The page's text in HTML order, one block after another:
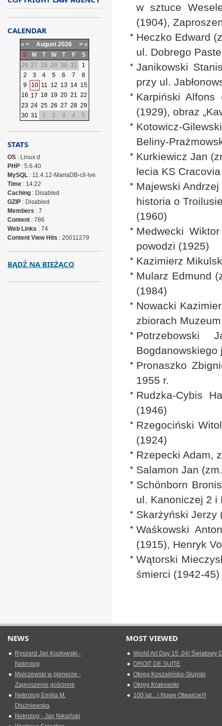
w sztuce
(1904),
Heczko Edward
ul. Dobrego
Janikowski
przy ul.
Karpiński
(1929), obraz
Kotowicz-
Beliny-
Kurkiewicz Jan
lecia KS
Majewski
historia o
(1960)
Medwecki
powodzi (1925)
Kazimierz
Mularz Edmund
(1984)
Nowacki
zbiorach
Potrzebowski
Bogdanowskiego
Pronaszko
1955 r.
Rudzka-Cybis
(1946)
Rzegociński
(1924)
Rzepecki Adam,
Salamon Jan
Schönborn
ul. Kanoniczej 2 i
Skarżyński Jerzy
Waśkowski
(1915), Henryk
Wątorski
śmierci (1942-45)
CALENDAR
« < August 2026 > »
S
M T W T F
S
26 27 28 29 30 31
1
2
3 4 5 6 7
8
9
10 11 12 13 14 15
16 17 18 19 20 21 22
23 24 25 26 27 28 29
30 31 1 2 3 4 5
STATS
OS: Linux d
PHP: 5.6.40
MySQL: 11.4.12-MariaDB-cll-lve
Time: 14:22
Caching: Disabled
GZIP: Disabled
Members : 7
Content: 786
Web Links : 74
Content View Hits : 20011279
BĄDŹ NA BIEŻĄCO
NEWS
Ryszard Jan Kozłowski -
Nekrolog
Malczewski w plenerze -
Zaproszenie gościnne
Nekrolog Emilia M.
Dłużniewska
Nekrolog - Jan Niksiński
MOST VIEWED
World Art Day 15 .04/ Światowy
DROIT DE SUITE
Okreg Koszalińsko-Słupski
Okręg Krakowski
100 lat... i Nowe Otwarcie!!!